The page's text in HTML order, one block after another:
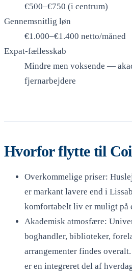
€500–€750 (i centrum)
Gennemsnitlig løn
€1.000–€1.400 netto/måned
Expat-fællesskab
Mindre men voksende —
fjernarbejdere
Hvorfor flytte til
Overkommelige priser:
er markant lavere end i
komfortabelt liv er muligt på
Akademisk atmosfære:
boghandler, biblioteker,
arrangementer findes
er en integreret del af